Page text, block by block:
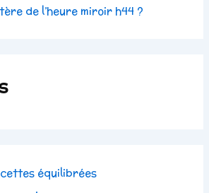
de l’heure miroir h44 ?
équilibrées